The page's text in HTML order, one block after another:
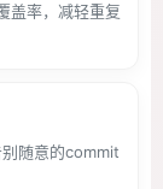
盖率，减轻重复
随意的commit